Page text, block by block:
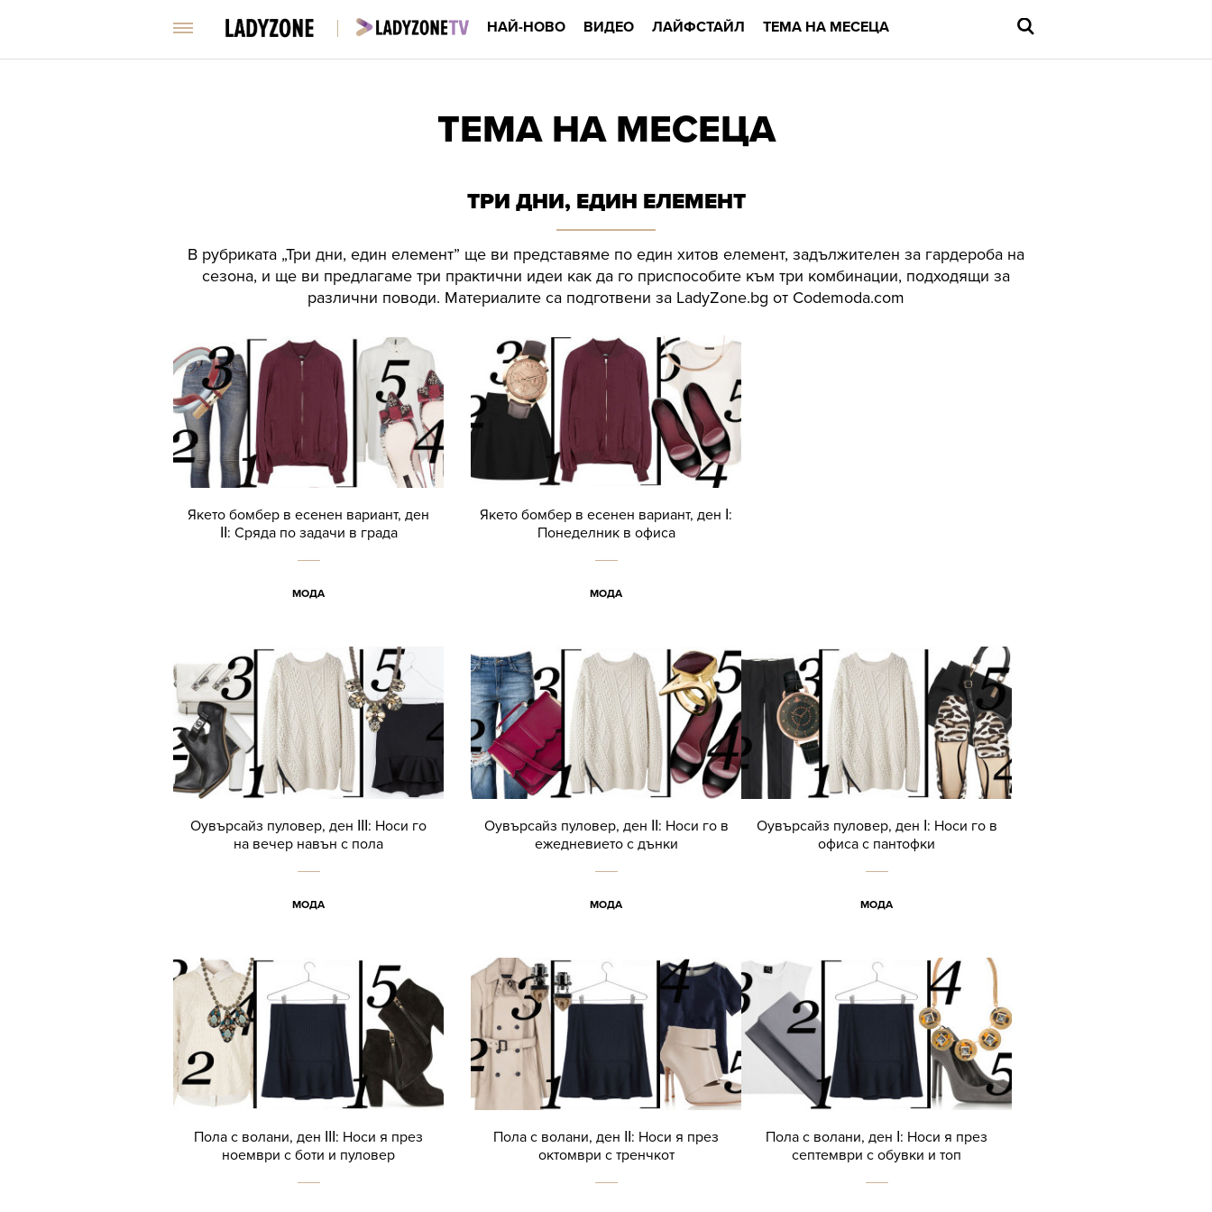
НАЙ-НОВО ВИДЕО ЛАЙФСТАЙЛ ТЕМА НА МЕСЕЦА
Enter
ТЕМА НА МЕСЕЦА
ТРИ ДНИ, ЕДИН ЕЛЕМЕНТ
В рубриката „Три дни, един елемент” ще ви представяме по един хитов елемент, задължителен за гардероба на
сезона, и ще ви предлагаме три практични идеи как да го приспособите към три комбинации, подходящи за
различни поводи. Материалите са подготвени за LadyZone.bg от Codemoda.com
Якето бомбер в есенен вариант, ден
ΙΙ: Сряда по задачи в града
МОДА
Якето бомбер в есенен вариант, ден Ι:
Понеделник в офиса
МОДА
Оувърсайз пуловер, ден ІІІ: Носи го
на вечер навън с пола
МОДА
Оувърсайз пуловер, ден ІІ: Носи го в
ежедневието с дънки
МОДА
Оувърсайз пуловер, ден І: Носи го в
офиса с пантофки
МОДА
Пола с волани, ден ІІІ: Носи я през
ноември с боти и пуловер
Пола с волани, ден ІІ: Носи я през
октомври с тренчкот
Пола с волани, ден І: Носи я през
септември с обувки и топ